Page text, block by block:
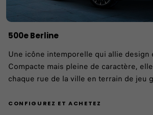
500e Berline
Une icône intemporelle qui allie design
Compacte mais pleine de caractère,
chaque rue de la ville en terrain de jeu
CONFIGUREZ ET ACHETEZ